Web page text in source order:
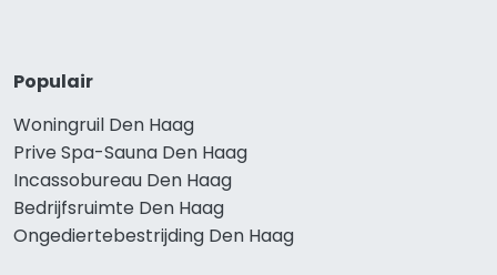
Populair
Woningruil Den Haag
Prive Spa-Sauna Den Haag
Incassobureau Den Haag
Bedrijfsruimte Den Haag
Ongediertebestrijding Den Haag